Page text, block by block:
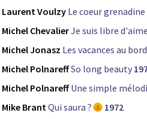
Laurent Voulzy Le coeur grenadine
Michel ChevalierJe suis libre
Michel Jonasz Les vacances au
Michel PolnareffSo long beauty
Michel Polnareff Une simple
Mike BrantQui saura ?
1972